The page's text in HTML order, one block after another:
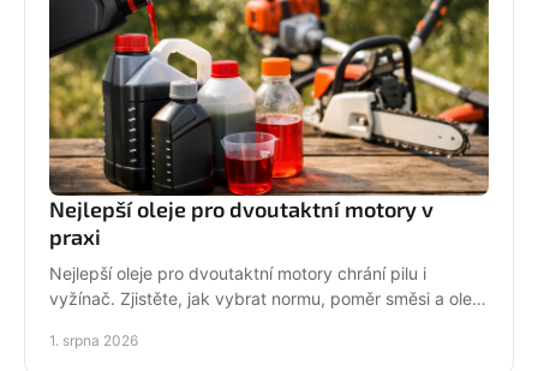
Nejlepší oleje pro dvoutaktní motory v
praxi
Nejlepší oleje pro dvoutaktní motory chrání pilu i
vyžínač. Zjistěte, jak vybrat normu, poměr směsi a olej
1. srpna 2026